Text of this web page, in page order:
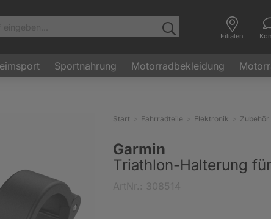
Filialen
Sportnahrung Motorradbekleidung
Start Fahrradteile Elektronik
Garmin
Triathlon-Halterung